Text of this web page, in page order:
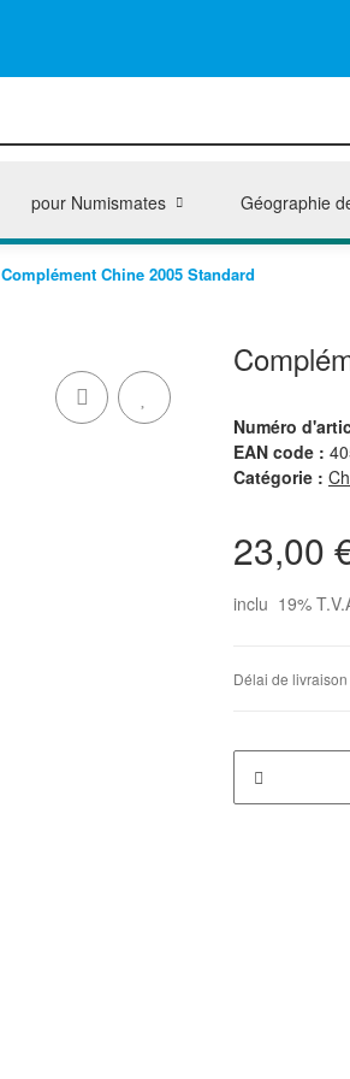
pour Numismates Géographie
Complément Chine 2005 Standard
Numéro
EAN code :
Catégorie :
23,00
inclu 19%
Délai de livraison